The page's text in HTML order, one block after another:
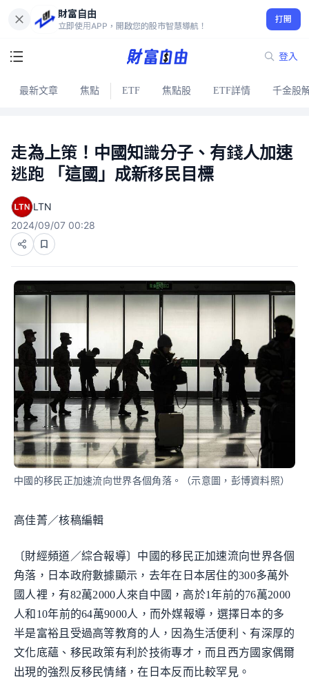
財富自由
立即使用APP，開啟您的股市智慧導航！
打開
登入
最新文章 焦點 ETF 焦點股 ETF詳情 千金股
走為上策！中國知識分子、有錢人加速
逃跑 「這國」成新移民目標
LTN
2024/09/07 00:28
中國的移民正加速流向世界各個角落。（示意圖，彭博資料照）
高佳菁／核稿編輯
〔財經頻道／綜合報導〕中國的移民正加速流向世界各個
角落，日本政府數據顯示，去年在日本居住的300多萬外
國人裡，有82萬2000人來自中國，高於1年前的76萬2000
人和10年前的64萬9000人，而外媒報導，選擇日本的多
半是富裕且受過高等教育的人，因為生活便利、有深厚的
文化底蘊、移民政策有利於技術專才，而且西方國家偶爾
出現的強烈反移民情緒，在日本反而比較罕見。